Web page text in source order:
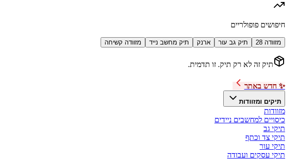
חיפושים פופולריים
מזוודה 28 תיק גב עור ארנק תיק מחשב נייד מזוודה קשיחה
תיק זה לא רק תיק. זו תדמית.
✨ חדש באתר
תיקים ומזוודות
מזוודות
כיסויים למחשבים ניידים
תיקי גב
תיקי צד וכתף
תיקי עור
תיקי עסקים ועבודה